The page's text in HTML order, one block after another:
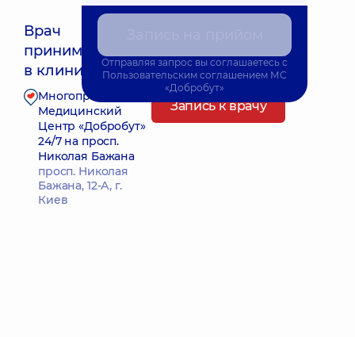
Врач
принимает
в клинике
Ближайшее время приема: Завтра о 13:30
Многопрофильный
Медицинский
Центр «Добробут»
24/7 на просп.
Николая Бажана
просп. Николая
Бажана, 12-А, г.
Киев
Запись к врачу
Отправляя запрос вы соглашаетесь с
Пользовательским соглашением МС
«Добробут»